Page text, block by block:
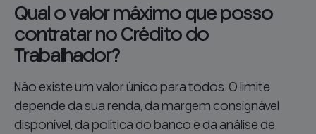
Qual o valor máximo que posso
contratar no Crédito do
Trabalhador?
Não existe um valor único para todos. O limite
depende da sua renda, da margem consignável
disponível, da política do banco e da análise de